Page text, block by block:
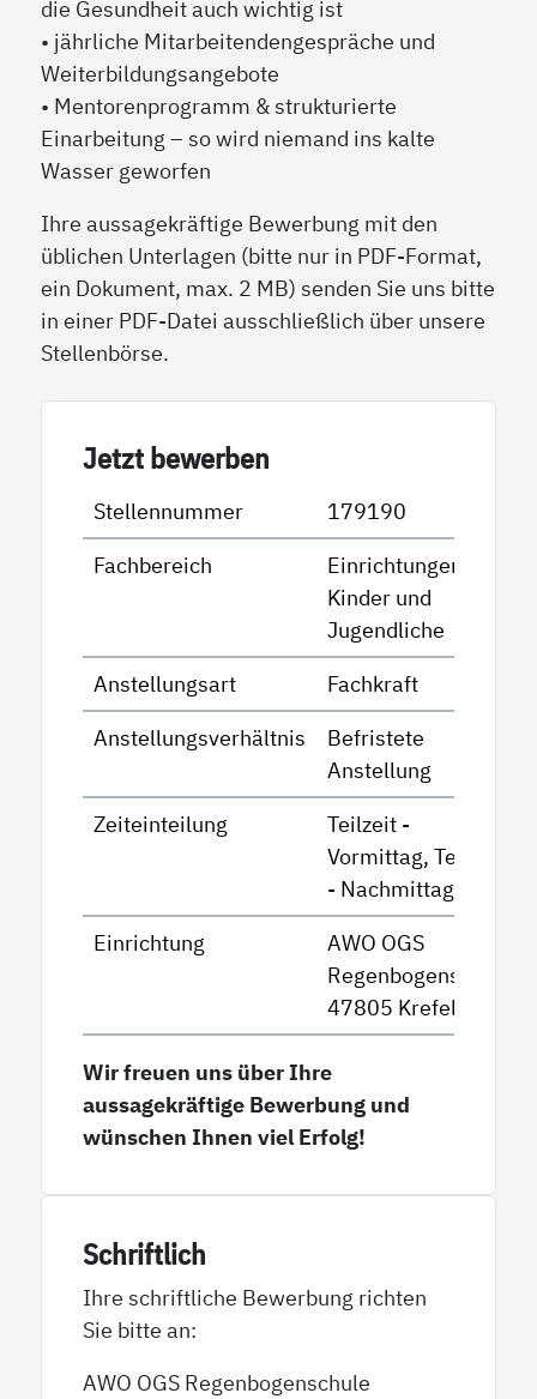
die Gesundheit auch wichtig ist
• jährliche Mitarbeitendengespräche und
Weiterbildungsangebote
• Mentorenprogramm & strukturierte
Einarbeitung – so wird niemand ins kalte
Wasser geworfen
Ihre aussagekräftige Bewerbung mit den
üblichen Unterlagen (bitte nur in PDF-Format,
ein Dokument, max. 2 MB) senden Sie uns bitte
in einer PDF-Datei ausschließlich über unsere
Stellenbörse.
Jetzt bewerben
Stellennummer
179190
Fachbereich
Einrichtungen für
Kinder und
Jugendliche
Anstellungsart
Fachkraft
Anstellungsverhältnis
Befristete
Anstellung
Zeiteinteilung
Teilzeit -
Vormittag, Teilzeit
- Nachmittag
Einrichtung
AWO OGS
Regenbogenschule
47805 Krefeld
Wir freuen uns über Ihre
aussagekräftige Bewerbung und
wünschen Ihnen viel Erfolg!
Schriftlich
Ihre schriftliche Bewerbung richten
Sie bitte an:
AWO OGS Regenbogenschule